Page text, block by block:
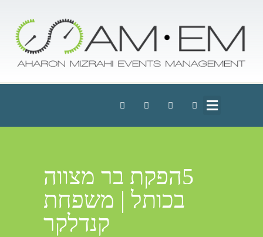
5הפקת בר מצווה
בכותל | משפחת
קנדלקר